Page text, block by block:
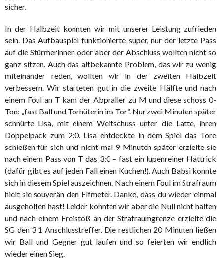
sicher.
In der Halbzeit konnten wir mit unserer Leistung zufrieden
sein. Das Aufbauspiel funktionierte super, nur der letzte Pass
auf die Stürmerinnen oder aber der Abschluss wollten nicht so
ganz sitzen. Auch das altbekannte Problem, das wir zu wenig
miteinander reden, wollten wir in der zweiten Halbzeit
verbessern. Wir starteten gut in die zweite Hälfte und nach
einem Foul an T kam der Abpraller zu M und diese schoss 0-
Ton: „fast Ball und Torhüterin ins Tor“. Nur zwei Minuten später
schnürte Lisa, mit einem Weitschuss unter die Latte, ihren
Doppelpack zum 2:0. Lisa entdeckte in dem Spiel das Tore
schießen für sich und nicht mal 9 Minuten später erzielte sie
nach einem Pass von T das 3:0 – fast ein lupenreiner Hattrick
(dafür gibt es auf jeden Fall einen Kuchen!). Auch Babsi konnte
sich in diesem Spiel auszeichnen. Nach einem Foul im Strafraum
hielt sie souverän den Elfmeter. Danke, dass du wieder einmal
ausgeholfen hast! Leider konnten wir aber die Null nicht halten
und nach einem Freistoß an der Strafraumgrenze erzielte die
SG den 3:1 Anschlusstreffer. Die restlichen 20 Minuten ließen
wir Ball und Gegner gut laufen und so feierten wir endlich
wieder einen Sieg.